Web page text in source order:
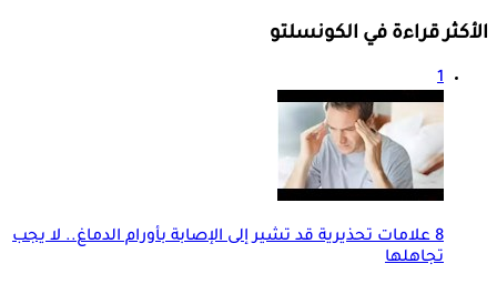
الأكثر قراءة في الكونسلتو
1
8 علامات تحذيرية قد تشير إلى الإصابة بأورام الدماغ.. لا يجب
تجاهلها